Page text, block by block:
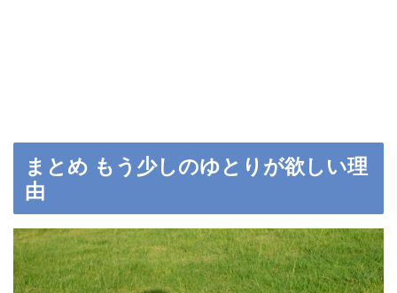
まとめ もう少しのゆとりが欲しい理
由